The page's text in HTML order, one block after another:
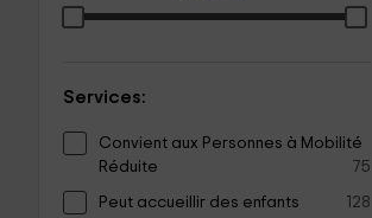
Services:
Convient aux Personnes à Mobilité
Réduite
75
Peut accueillir des enfants 128